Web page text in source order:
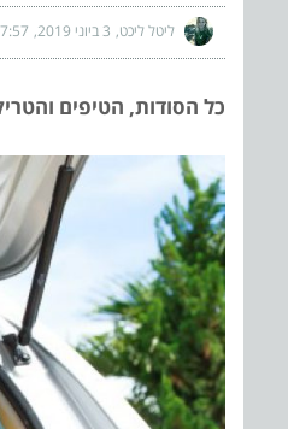
ליטל ליכט 3 ביוני 2019 7:57
כל הסודות, הטיפים